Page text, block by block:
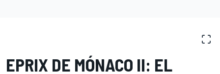
EPRIX DE MÓNACO II: EL